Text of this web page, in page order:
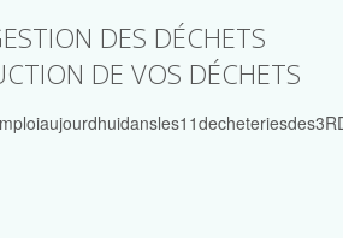
DES DÉCHETS
DE VOS DÉCHETS